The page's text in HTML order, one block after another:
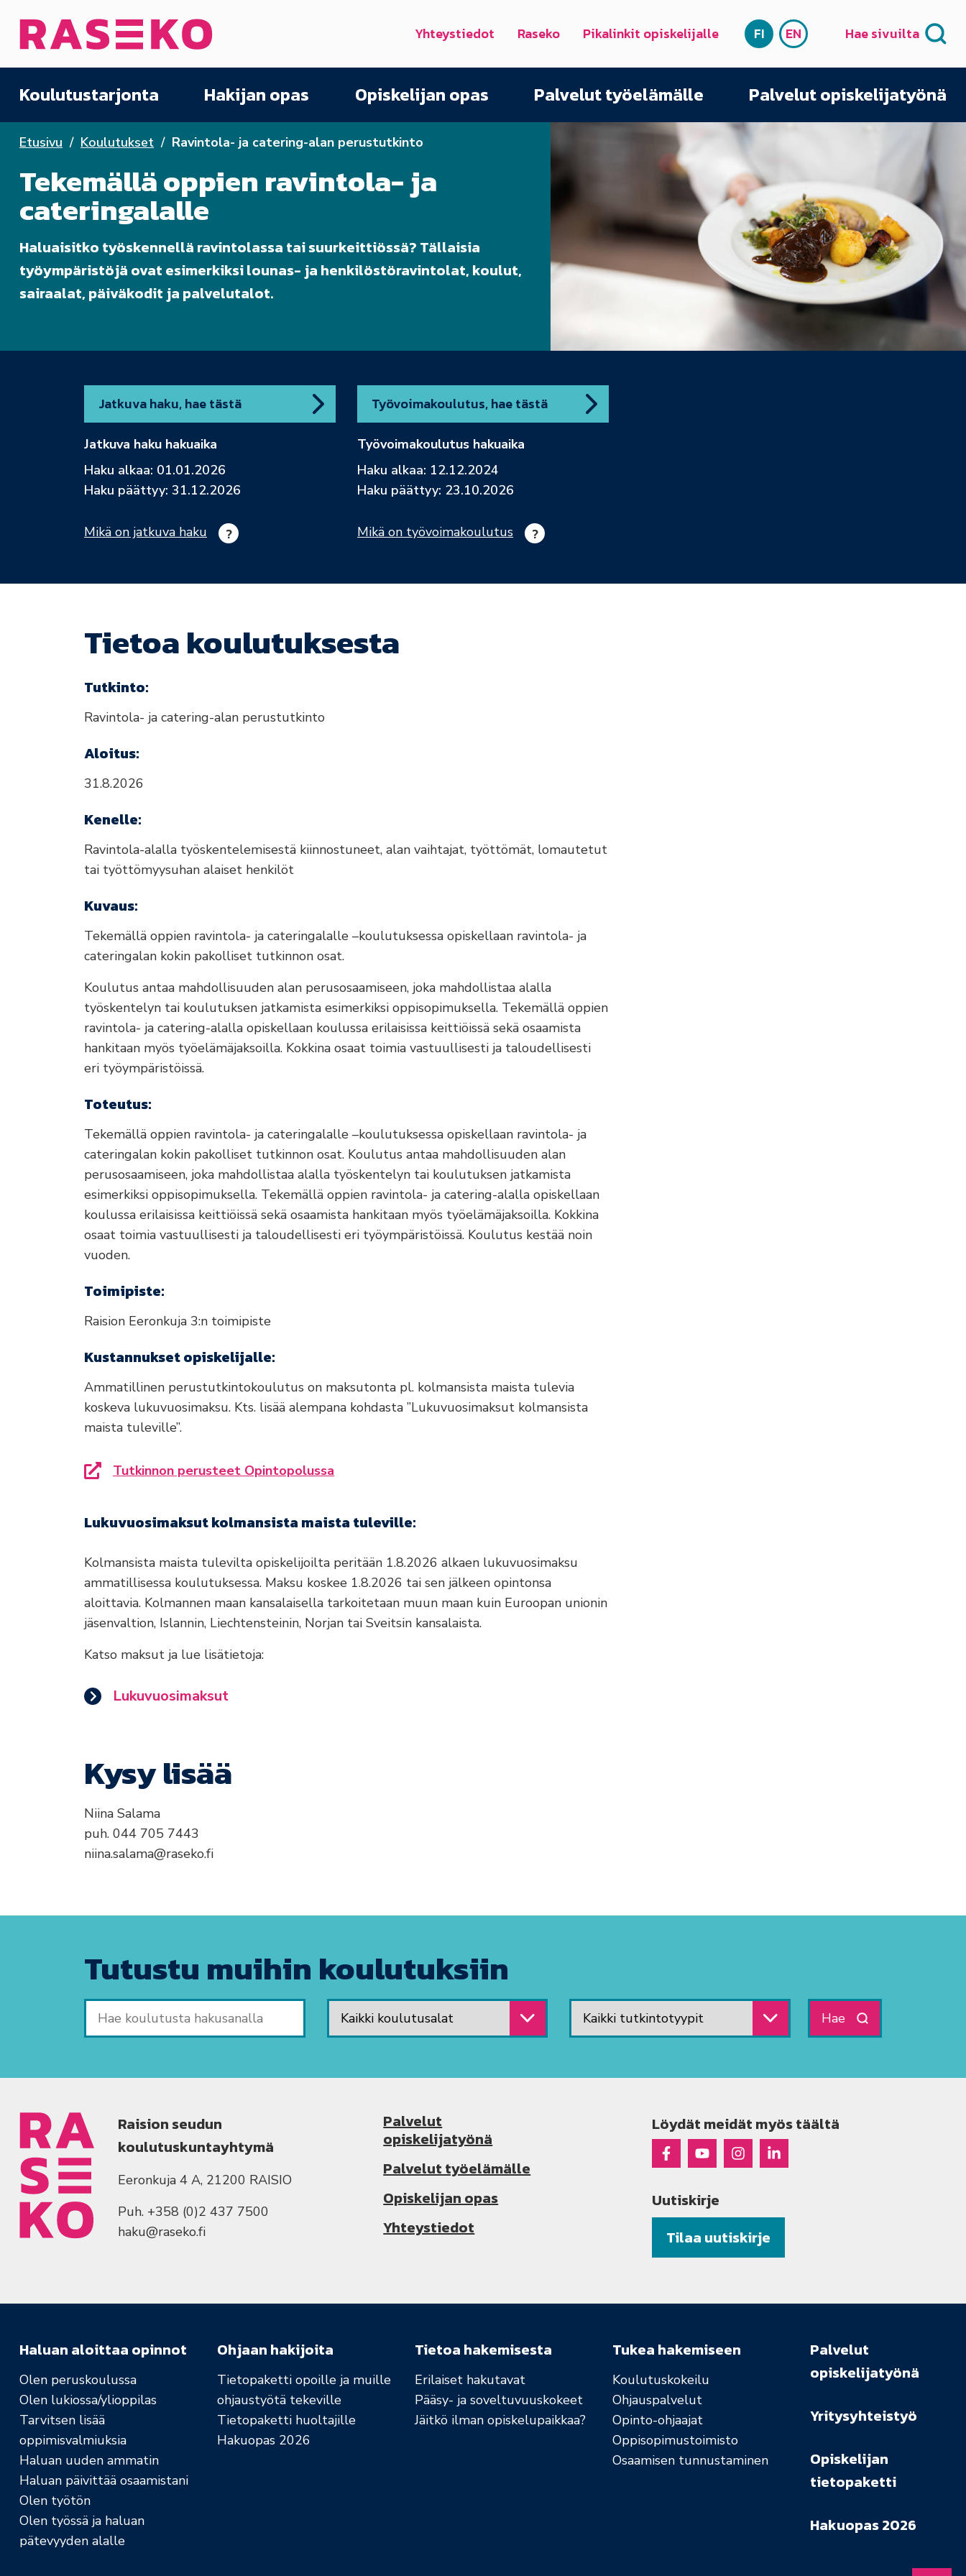
Etusivu Yhteystiedot Raseko Pikalinkit opiskelijalle SUOMI
FI ENGLISH
EN Hae sivuilta
Koulutustarjonta Hakijan opas Opiskelijan opas Palvelut työelämälle Palvelut opiskelijatyönä
Etusivu Koulutukset Ravintola- ja catering-alan perustutkinto
Tekemällä oppien ravintola- ja
cateringalalle
Haluaisitko työskennellä ravintolassa tai suurkeittiössä? Tällaisia
työympäristöjä ovat esimerkiksi lounas- ja henkilöstöravintolat, koulut,
sairaalat, päiväkodit ja palvelutalot.
Jatkuva haku, hae tästä
Jatkuva haku hakuaika
Haku alkaa: 01.01.2026
Haku päättyy: 31.12.2026
Mikä on jatkuva haku
Työvoimakoulutus, hae tästä
Työvoimakoulutus hakuaika
Haku alkaa: 12.12.2024
Haku päättyy: 23.10.2026
Mikä on työvoimakoulutus
Tietoa koulutuksesta
Tutkinto:
Ravintola- ja catering-alan perustutkinto
Aloitus:
31.8.2026
Kenelle:
Ravintola-alalla työskentelemisestä kiinnostuneet, alan vaihtajat, työttömät, lomautetut
tai työttömyysuhan alaiset henkilöt
Kuvaus:
Tekemällä oppien ravintola- ja cateringalalle –koulutuksessa opiskellaan ravintola- ja
cateringalan kokin pakolliset tutkinnon osat.
Koulutus antaa mahdollisuuden alan perusosaamiseen, joka mahdollistaa alalla
työskentelyn tai koulutuksen jatkamista esimerkiksi oppisopimuksella. Tekemällä oppien
ravintola- ja catering-alalla opiskellaan koulussa erilaisissa keittiöissä sekä osaamista
hankitaan myös työelämäjaksoilla. Kokkina osaat toimia vastuullisesti ja taloudellisesti
eri työympäristöissä.
Toteutus:
Tekemällä oppien ravintola- ja cateringalalle –koulutuksessa opiskellaan ravintola- ja
cateringalan kokin pakolliset tutkinnon osat. Koulutus antaa mahdollisuuden alan
perusosaamiseen, joka mahdollistaa alalla työskentelyn tai koulutuksen jatkamista
esimerkiksi oppisopimuksella. Tekemällä oppien ravintola- ja catering-alalla opiskellaan
koulussa erilaisissa keittiöissä sekä osaamista hankitaan myös työelämäjaksoilla. Kokkina
osaat toimia vastuullisesti ja taloudellisesti eri työympäristöissä. Koulutus kestää noin
vuoden.
Toimipiste:
Raision Eeronkuja 3:n toimipiste
Kustannukset opiskelijalle:
Ammatillinen perustutkintokoulutus on maksutonta pl. kolmansista maista tulevia
koskeva lukuvuosimaksu. Kts. lisää alempana kohdasta ”Lukuvuosimaksut kolmansista
maista tuleville”.
Tutkinnon perusteet Opintopolussa
Siirryt toiselle sivustolle
Lukuvuosimaksut kolmansista maista tuleville:
Kolmansista maista tulevilta opiskelijoilta peritään 1.8.2026 alkaen lukuvuosimaksu
ammatillisessa koulutuksessa. Maksu koskee 1.8.2026 tai sen jälkeen opintonsa
aloittavia. Kolmannen maan kansalaisella tarkoitetaan muun maan kuin Euroopan unionin
jäsenvaltion, Islannin, Liechtensteinin, Norjan tai Sveitsin kansalaista.
Katso maksut ja lue lisätietoja:
Lukuvuosimaksut
Kysy lisää
Niina Salama
puh. 044 705 7443
niina.salama@raseko.fi
Tutustu muihin koulutuksiin
Valitse koulutusala Valitse tutkintotyyppi
Raision seudun
koulutuskuntayhtymä
Eeronkuja 4 A, 21200 RAISIO
Puh. +358 (0)2 437 7500
haku@raseko.fi
Palvelut
opiskelijatyönä
Palvelut työelämälle
Opiskelijan opas
Yhteystiedot
Löydät meidät myös täältä
Raseko Facebookissa
Raseko Youtubessa
Raseko Instagramissa
Raseko Linkedinissä
Uutiskirje
Tilaa uutiskirje
Haluan aloittaa opinnot
Olen peruskoulussa
Olen lukiossa/ylioppilas
Tarvitsen lisää
oppimisvalmiuksia
Haluan uuden ammatin
Haluan päivittää osaamistani
Olen työtön
Olen työssä ja haluan
pätevyyden alalle
Ohjaan hakijoita
Tietopaketti opoille ja muille
ohjaustyötä tekeville
Tietopaketti huoltajille
Hakuopas 2026
Tietoa hakemisesta
Erilaiset hakutavat
Pääsy- ja soveltuvuuskokeet
Jäitkö ilman opiskelupaikkaa?
Tukea hakemiseen
Koulutuskokeilu
Ohjauspalvelut
Opinto-ohjaajat
Oppisopimustoimisto
Osaamisen tunnustaminen
Palvelut
opiskelijatyönä
Yritysyhteistyö
Opiskelijan
tietopaketti
Hakuopas 2026